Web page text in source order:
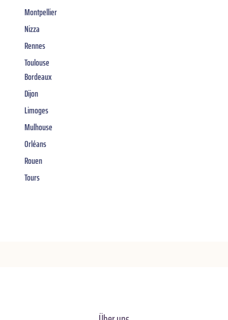
Montpellier
Nizza
Rennes
Toulouse
Bordeaux
Dijon
Limoges
Mulhouse
Orléans
Rouen
Tours